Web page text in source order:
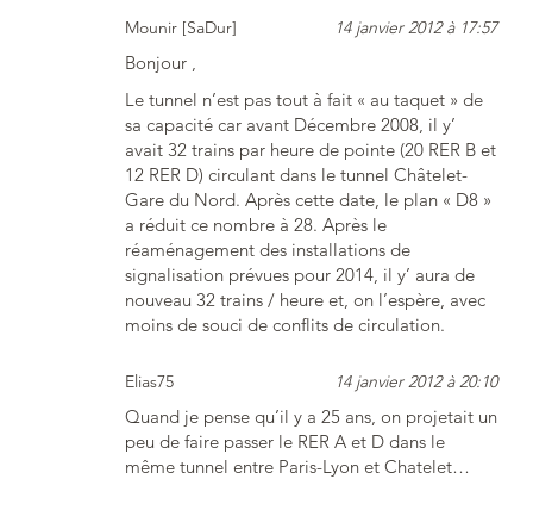
Mounir [SaDur] 14 janvier 2012 à 17:57
Bonjour ,
Le tunnel n’est pas tout à fait « au taquet » de
sa capacité car avant Décembre 2008, il y’
avait 32 trains par heure de pointe (20 RER B et
12 RER D) circulant dans le tunnel Châtelet-
Gare du Nord. Après cette date, le plan « D8 »
a réduit ce nombre à 28. Après le
réaménagement des installations de
signalisation prévues pour 2014, il y’ aura de
nouveau 32 trains / heure et, on l’espère, avec
moins de souci de conflits de circulation.
Elias75 14 janvier 2012 à 20:10
Quand je pense qu’il y a 25 ans, on projetait un
peu de faire passer le RER A et D dans le
même tunnel entre Paris-Lyon et Chatelet…